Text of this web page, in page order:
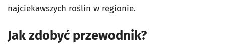
najciekawszych roślin w regionie.
Jak zdobyć przewodnik?